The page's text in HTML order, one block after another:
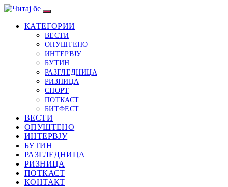
КАТЕГОРИИ
ВЕСТИ
ОПУШТЕНО
ИНТЕРВЈУ
БУТИН
РАЗГЛЕДНИЦА
РИЗНИЦА
СПОРТ
ПОТКАСТ
БИТФЕСТ
ВЕСТИ
ОПУШТЕНО
ИНТЕРВЈУ
БУТИН
РАЗГЛЕДНИЦА
РИЗНИЦА
ПОТКАСТ
КОНТАКТ